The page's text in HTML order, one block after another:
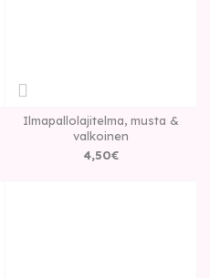
Ilmapallolajitelma, musta &
valkoinen
4,50€